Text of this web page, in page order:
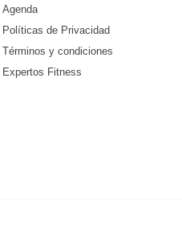
Agenda
Políticas de Privacidad
Términos y condiciones
Expertos Fitness